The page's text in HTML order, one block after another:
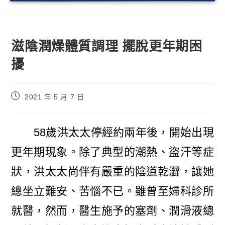
滋陰潤燥體質調理 擺脫更年期困
擾
2021 年 5 月 7 日
58歲洪太太停經約兩年後，開始出現
更年期現象。除了典型的潮熱、盜汗等症
狀，洪太太尚伴有嚴重的陰道乾澀，讓她
總坐立難安、苦惱不已。雖曾至婦科診所
就醫，然而，醫生施予的塞劑、潤滑液總